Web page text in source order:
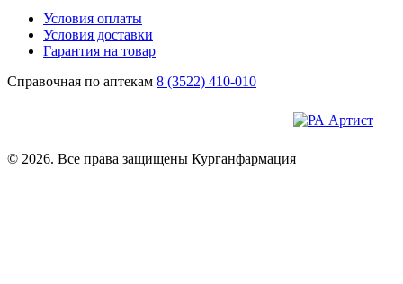
Условия оплаты
Условия доставки
Гарантия на товар
Справочная по аптекам 8 (3522) 410-010
© 2026. Все права защищены Курганфармация